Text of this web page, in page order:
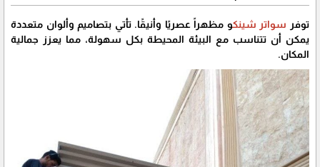
توفر سواتر شينكو مظهراً عصريًا وأنيقًا. تأتي بتصاميم وألوان متعددة
يمكن أن تتناسب مع البيئة المحيطة بكل سهولة، مما يعزز جمالية
المكان.